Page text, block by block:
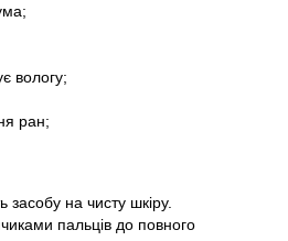
вологу;
ран;
засобу на чисту шкіру.
пальців до повного